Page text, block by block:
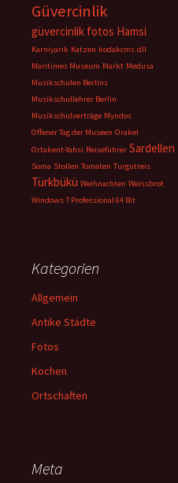
Güvercinlik
güvercinlik fotos Hamsi
Karniyarik Katzen kodakcms.dll
Maritimes Museum Markt Medusa
Musikschulen Berlins
Musikschullehrer Berlin
Musikschulverträge Myndos
Offener Tag der Museen Orakel
Ortakent-Yahsi Reiseführer Sardellen
Soma Stollen Tomaten Turgutreis
Türkbükü Weihnachten Weissbrot
Windows 7 Professional 64 Bit
Kategorien
Allgemein
Antike Städte
Fotos
Kochen
Ortschaften
Meta